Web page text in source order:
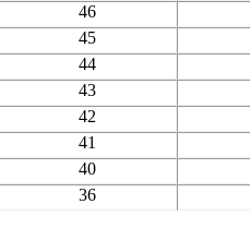
46
45
44
43
42
41
40
36